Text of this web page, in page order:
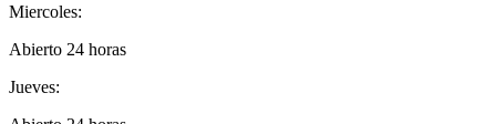
Miercoles:
Abierto 24 horas
Jueves: